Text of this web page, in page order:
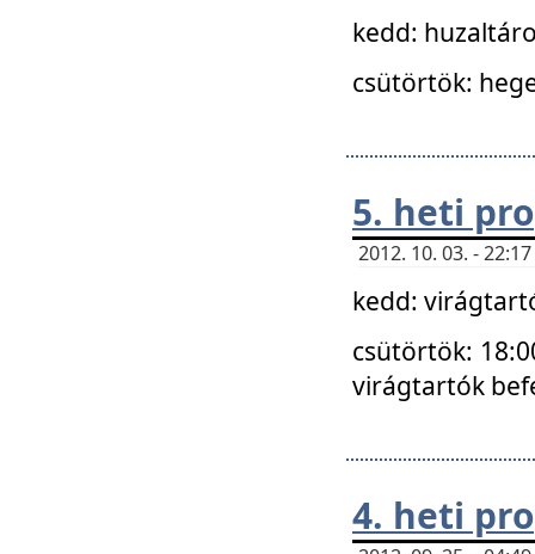
kedd:
csütörtök:
5. heti
2012. 10. 03. -
kedd:
csütörtök:
virágtartók
4. heti